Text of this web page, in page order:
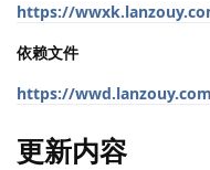
https://
依赖文件
https://
更新内容